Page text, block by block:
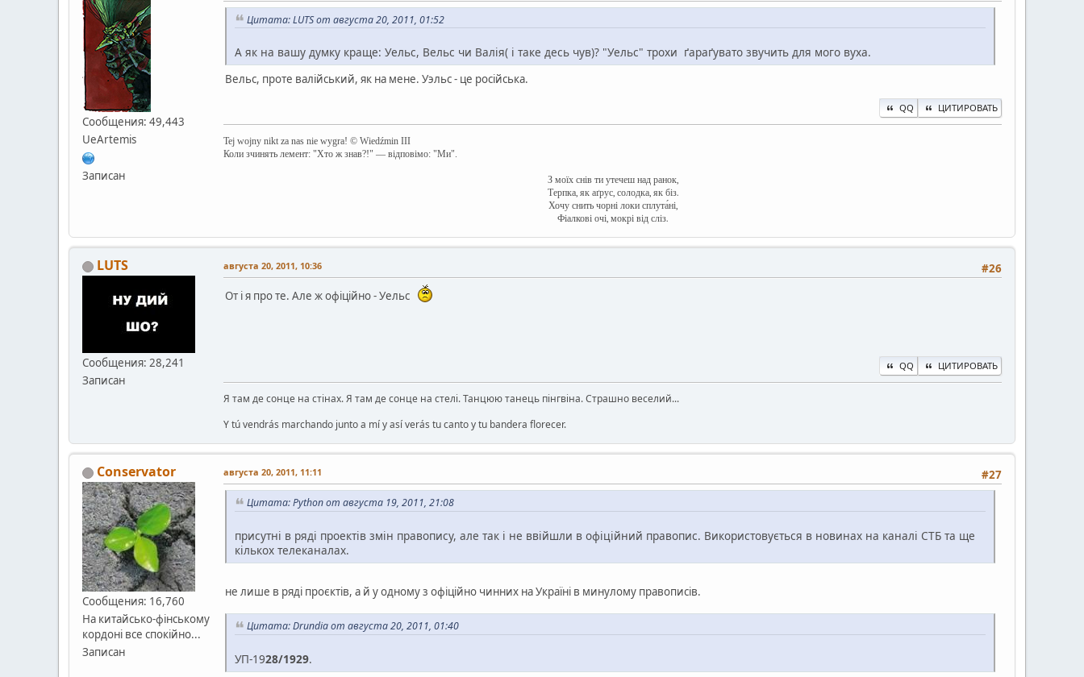
Сообщения: 49,443
UeArtemis
Записан
Цитата: LUTS от августа 20, 2011, 01:52
А як на вашу думку краще: Уельс, Вельс чи Валія( і таке десь чув)? "Уельс" трохи ґараґувато звучить для мого вуха.
Вельс, проте валійський, як на мене. Уэльс - це російська.
QQ ЦИТИРОВАТЬ
Tej wojny nikt za nas nie wygra! © Wiedźmin III
Коли зчинять лемент: "Хто ж знав?!" — відповімо: "Ми".
З моїх снів ти утечеш над ранок,
Терпка, як аґрус, солодка, як біз.
Хочу снить чорні локи сплута́ні,
Фіалкові очі, мокрі від сліз.
LUTS
Сообщения: 28,241
Записан
#26
августа 20, 2011, 10:36
От і я про те. Але ж офіційно - Уельс
QQ ЦИТИРОВАТЬ
Я там де сонце на стінах. Я там де сонце на стелі. Танцюю танець пінгвіна. Страшно веселий...
Y tú vendrás marchando junto a mí y así verás tu canto y tu bandera florecer.
Conservator
Сообщения: 16,760
На китайсько-фінському
кордоні все спокійно...
Записан
#27
августа 20, 2011, 11:11
Цитата: Python от августа 19, 2011, 21:08
присутні в ряді проектів змін правопису, але так і не ввійшли в офіційний правопис. Використовується в новинах на каналі СТБ та ще
кількох телеканалах.
не лише в ряді проєктів, а й у одному з офіційно чинних на Україні в минулому правописів.
Цитата: Drundia от августа 20, 2011, 01:40
УП-1928/1929.